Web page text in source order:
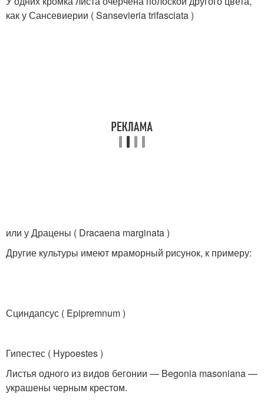
как у Сансевиерии ( Sansevieria trifasciata )
или у Драцены ( Dracaena marginata )
Другие культуры имеют мраморный рисунок, к примеру:
Сциндапсус ( Epipremnum )
Гипестес ( Hypoestes )
Листья одного из видов бегонии — Begonia masoniana —
украшены черным крестом.